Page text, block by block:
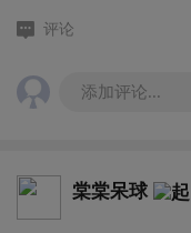
评论
添加评论...
棠棠呆球